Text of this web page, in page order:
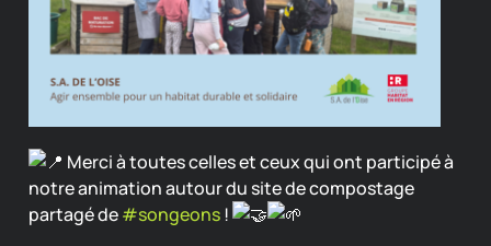
Merci à toutes celles et ceux qui ont participé à
notre animation autour du site de compostage
partagé de#songeons !